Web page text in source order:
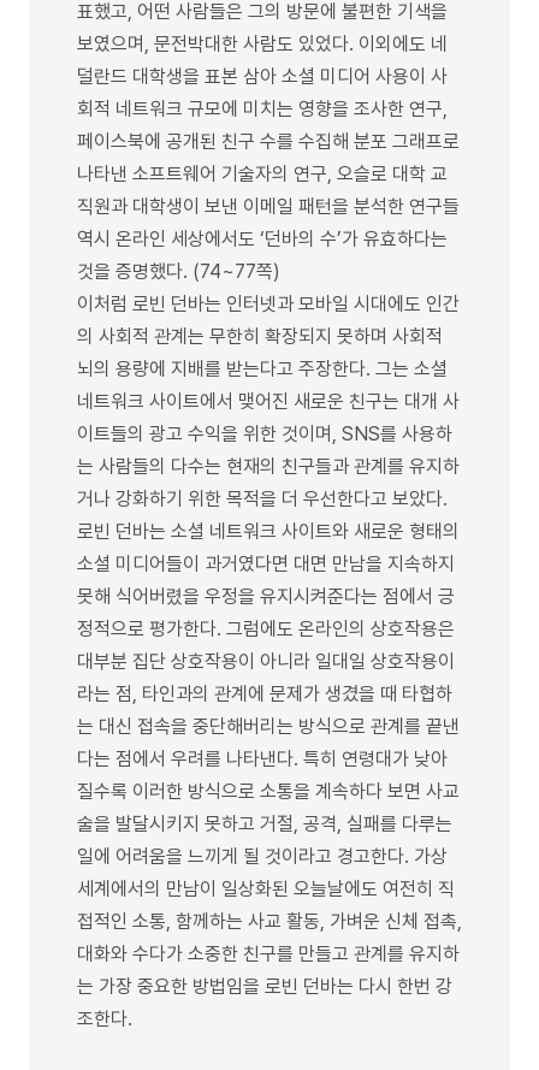
표했고, 어떤 사람들은 그의 방문에 불편한 기색을
보였으며, 문전박대한 사람도 있었다. 이외에도 네
덜란드 대학생을 표본 삼아 소셜 미디어 사용이 사
회적 네트워크 규모에 미치는 영향을 조사한 연구,
페이스북에 공개된 친구 수를 수집해 분포 그래프로
나타낸 소프트웨어 기술자의 연구, 오슬로 대학 교
직원과 대학생이 보낸 이메일 패턴을 분석한 연구들
역시 온라인 세상에서도 ‘던바의 수’가 유효하다는
것을 증명했다. (74~77쪽)
이처럼 로빈 던바는 인터넷과 모바일 시대에도 인간
의 사회적 관계는 무한히 확장되지 못하며 사회적
뇌의 용량에 지배를 받는다고 주장한다. 그는 소셜
네트워크 사이트에서 맺어진 새로운 친구는 대개 사
이트들의 광고 수익을 위한 것이며, SNS를 사용하
는 사람들의 다수는 현재의 친구들과 관계를 유지하
거나 강화하기 위한 목적을 더 우선한다고 보았다.
로빈 던바는 소셜 네트워크 사이트와 새로운 형태의
소셜 미디어들이 과거였다면 대면 만남을 지속하지
못해 식어버렸을 우정을 유지시켜준다는 점에서 긍
정적으로 평가한다. 그럼에도 온라인의 상호작용은
대부분 집단 상호작용이 아니라 일대일 상호작용이
라는 점, 타인과의 관계에 문제가 생겼을 때 타협하
는 대신 접속을 중단해버리는 방식으로 관계를 끝낸
다는 점에서 우려를 나타낸다. 특히 연령대가 낮아
질수록 이러한 방식으로 소통을 계속하다 보면 사교
술을 발달시키지 못하고 거절, 공격, 실패를 다루는
일에 어려움을 느끼게 될 것이라고 경고한다. 가상
세계에서의 만남이 일상화된 오늘날에도 여전히 직
접적인 소통, 함께하는 사교 활동, 가벼운 신체 접촉,
대화와 수다가 소중한 친구를 만들고 관계를 유지하
는 가장 중요한 방법임을 로빈 던바는 다시 한번 강
조한다.